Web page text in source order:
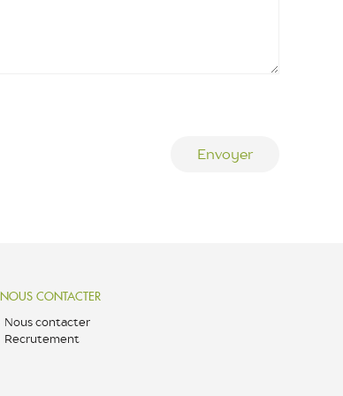
NOUS CONTACTER
Nous contacter
Recrutement